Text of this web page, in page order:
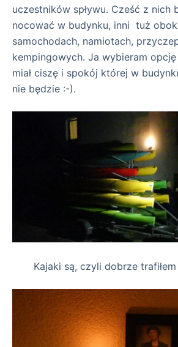
uczestników spływu. Cześć z nich
nocować w budynku, inni tuż
samochodach, namiotach,
kempingowych. Ja wybieram
miał ciszę i spokój której w
nie będzie :-).
Kajaki są, czyli dobrze trafiłem